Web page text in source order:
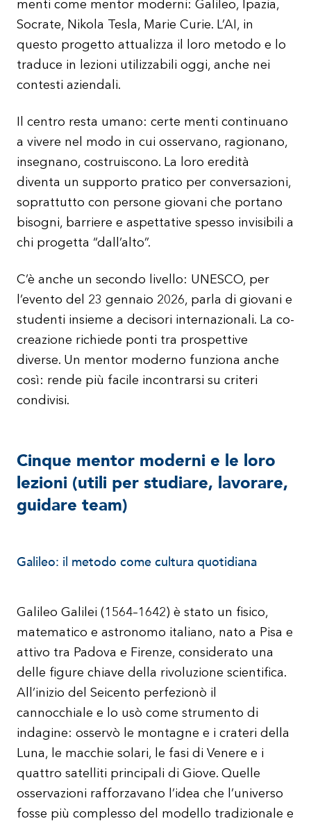
menti come mentor moderni: Galileo, Ipazia,
Socrate, Nikola Tesla, Marie Curie. L’AI, in
questo progetto attualizza il loro metodo e lo
traduce in lezioni utilizzabili oggi, anche nei
contesti aziendali.
Il centro resta umano: certe menti continuano
a vivere nel modo in cui osservano, ragionano,
insegnano, costruiscono. La loro eredità
diventa un supporto pratico per conversazioni,
soprattutto con persone giovani che portano
bisogni, barriere e aspettative spesso invisibili a
chi progetta “dall’alto”.
C’è anche un secondo livello: UNESCO, per
l’evento del 23 gennaio 2026, parla di giovani e
studenti insieme a decisori internazionali. La co-
creazione richiede ponti tra prospettive
diverse. Un mentor moderno funziona anche
così: rende più facile incontrarsi su criteri
condivisi.
Cinque mentor moderni e le loro
lezioni (utili per studiare, lavorare,
guidare team)
Galileo: il metodo come cultura quotidiana
Galileo Galilei (1564–1642) è stato un fisico,
matematico e astronomo italiano, nato a Pisa e
attivo tra Padova e Firenze, considerato una
delle figure chiave della rivoluzione scientifica.
All’inizio del Seicento perfezionò il
cannocchiale e lo usò come strumento di
indagine: osservò le montagne e i crateri della
Luna, le macchie solari, le fasi di Venere e i
quattro satelliti principali di Giove. Quelle
osservazioni rafforzavano l’idea che l’universo
fosse più complesso del modello tradizionale e